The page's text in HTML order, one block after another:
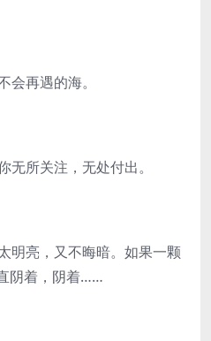
再遇的海。
所关注，无处付出。
明亮，又不晦暗。如果一颗
阴着，阴着……